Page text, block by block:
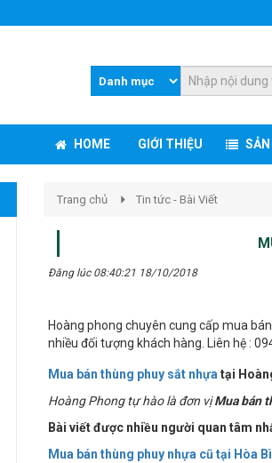
HOME GIỚI THIỆU
Trang chủ Tin tức - Bài Viết
Đăng lúc 08:40:21 18/10/2018
Hoàng phong chuyên cung cấp mua
nhiều đối tượng khách hàng. Liên hệ :
Mua bán thùng phuy sắt nhựatại
Hoàng Phong tự hào là đơn vịMua bán
Bài viết được nhiều người quan tâm
Mua bán thùng phuy nhựa cũ tại Hòa